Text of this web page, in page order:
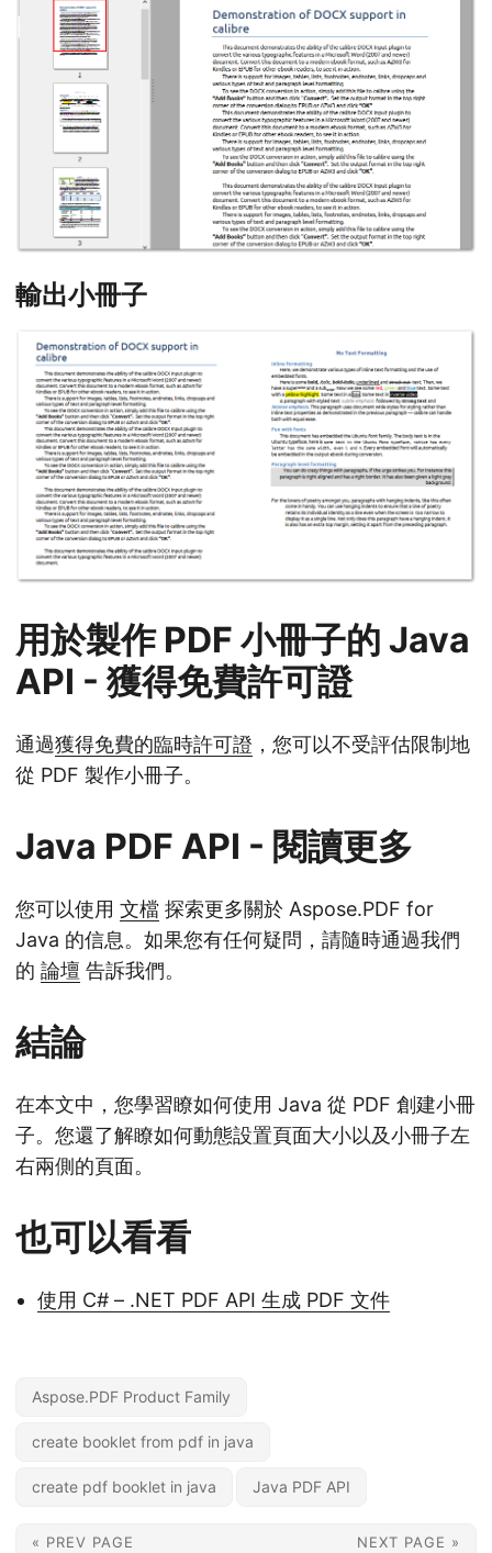
輸出小冊子
用於製作 PDF 小冊子的 Java
API - 獲得免費許可證
通過獲得免費的臨時許可證 ，您可以不受評估限制地
從 PDF 製作小冊子。
Java PDF API - 閱讀更多
您可以使用 文檔 探索更多關於 Aspose.PDF for
Java 的信息。如果您有任何疑問，請隨時通過我們
的 論壇 告訴我們。
結論
在本文中，您學習瞭如何使用 Java 從 PDF 創建小冊
子。您還了解瞭如何動態設置頁面大小以及小冊子左
右兩側的頁面。
也可以看看
使用 C# – .NET PDF API 生成 PDF 文件
Aspose.PDF Product Family
create booklet from pdf in java
create pdf booklet in java Java PDF API
« PREV PAGE NEXT PAGE »